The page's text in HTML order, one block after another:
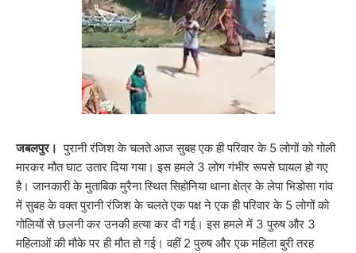
जबलपुर। पुरानी रंजिश के चलते आज सुबह एक ही परिवार के 5 लोगों को गोली
मारकर मौत घाट उतार दिया गया। इस हमले 3 लोग गंभीर रूपसे घायल हो गए
है। जानकारी के मुताबिक मुरैना स्थित सिहोनिया थाना क्षेत्र के लेपा भिडोसा गांव
में सुबह के वक्त पुरानी रंजिश के चलते एक पक्ष ने एक ही परिवार के 5 लोगों को
गोलियों से छलनी कर उनकी हत्या कर दी गई। इस हमले में 3 पुरुष और 3
महिलाओं की मौके पर ही मौत हो गई। वहीं 2 पुरुष और एक महिला बुरी तरह